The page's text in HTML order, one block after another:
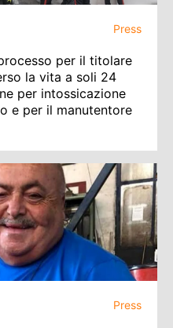
Press
per il titolare
la vita a soli 24
per intossicazione
e per il manutentore
Press